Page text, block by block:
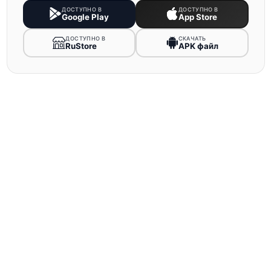
ДОСТУПНО В
Google Play
ДОСТУПНО В
App Store
ДОСТУПНО В
RuStore
СКАЧАТЬ
APK файл